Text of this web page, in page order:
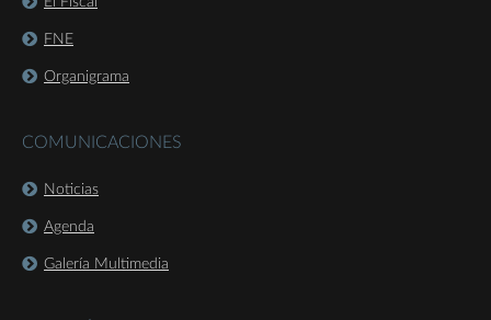
FNE
Organigrama
COMUNICACIONES
Noticias
Agenda
Galería Multimedia